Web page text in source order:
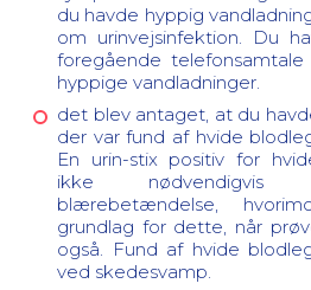
du havde hyppig
om urinvejsinfektion. Du
foregående
hyppige vandladninger.
det blev antaget, at du
der var fund af hvide
En urin-stix positiv for
ikke nødvendigvis
blærebetændelse,
grundlag for dette, når
også. Fund af hvide
ved skedesvamp.